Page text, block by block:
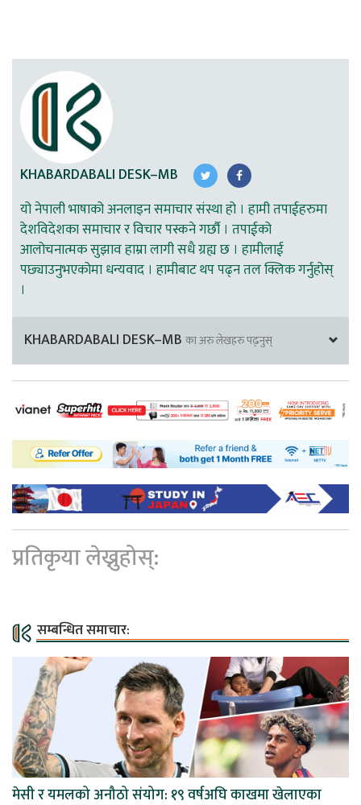
KHABARDABALI DESK–MB
यो नेपाली भाषाको अनलाइन समाचार संस्था हो । हामी तपाईहरुमा
देशविदेशका समाचार र विचार पस्कने गर्छौ । तपाईको
आलोचनात्मक सुझाव हाम्रा लागी सधै ग्रह्य छ । हामीलाई
पछ्याउनुभएकोमा धन्यवाद । हामीबाट थप पढ्न तल क्लिक गर्नुहोस्
।
KHABARDABALI DESK–MB का अरु लेखहरु पढ्नुस्
प्रतिकृया लेख्नुहोस्:
सम्बन्धित समाचार:
मेसी र यमलको अनौठो संयोग: १९ वर्षअघि काखमा खेलाएका